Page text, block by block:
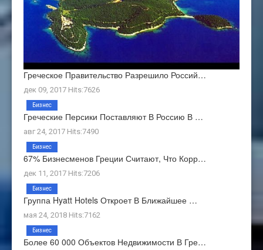
Греческое Правительство Разрешило Россий…
дек 09, 2017 Hits:7626
Греческие Персики Поставляют В Россию В …
авг 24, 2017 Hits:7490
Бизнес
67% Бизнесменов Греции Считают, Что Корр…
дек 11, 2017 Hits:7206
Бизнес
Группа Hyatt Hotels Откроет В Ближайшее …
мая 24, 2018 Hits:7162
Бизнес
Более 60 000 Объектов Недвижимости В Гре…
Бизнес